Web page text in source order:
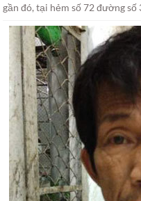
gần đó, tại hẻm số 72 đường số